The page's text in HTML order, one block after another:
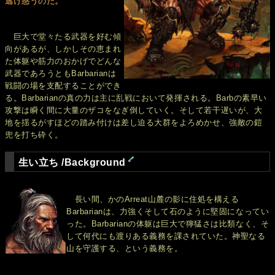
巨大で堂々たる武器を好む傾
向があるが、しかしその恵まれ
た体躯や筋力のおかげでどんな
武器であろうともBarbarianは
戦闘の場を支配することができ
る。Barbarianの真の力は主に乱戦において発揮される。Barbの素早い
攻撃は瞬く間に大量のザコをなぎ倒していく。そして若干遅いが、大
地を揺るがすほどの踏み付けは差し迫る大群をよろめかせ、強敵の鎧
兜を打ち砕く。
生い立ち /Background
長い間、かのArreat山麓の影に住処を構える
Barbarianは、力強くそして石のように堅固になってい
った。Barbarianの体躯は巨大で獰猛さは比類なく、そ
して何代にも渡りある義務を課されていた。神聖なる
山を守護する、という義務を。